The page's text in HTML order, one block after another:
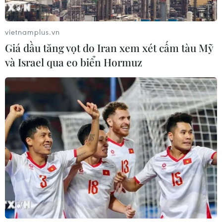
#Mercosur #Việt Nam-Argentina #Mercosur-ASEAN #Đối tác thương mại
#Hợp tác thương mại #Sản phẩm thế mạnh Argentina
Facebook Twitter Lưu bài viết Copy link
Theo dõi VietnamPlus
Quan hệ Việt Nam-Argentina
Tri ân người bạn lớn của Việt Nam trong phong trào
hữu nghị tại Argentina
Việt Nam - cầu nối giúp Argentina tiếp cận thị
vietnamplus.vn
Giá dầu tăng vọt do Iran xem xét cấm tàu Mỹ
và Israel qua eo biển Hormuz